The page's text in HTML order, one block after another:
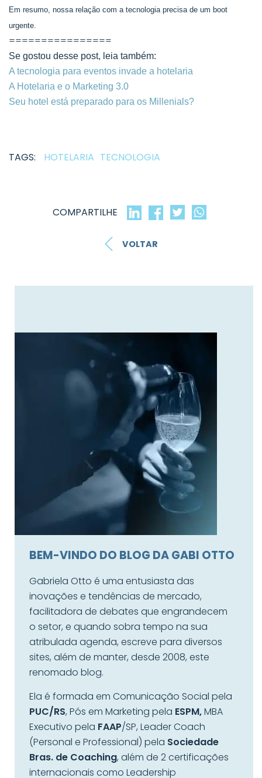
Em resumo, nossa relação com a tecnologia precisa de um boot
urgente.
================
Se gostou desse post, leia também:
A tecnologia para eventos invade a hotelaria
A Hotelaria e o Marketing 3.0
Seu hotel está preparado para os Millenials?
TAGS: HOTELARIA TECNOLOGIA
COMPARTILHE
VOLTAR
BEM-VINDO DO BLOG DA GABI OTTO
Gabriela Otto é uma entusiasta das
inovações e tendências de mercado,
facilitadora de debates que engrandecem
o setor, e quando sobra tempo na sua
atribulada agenda, escreve para diversos
sites, além de manter, desde 2008, este
renomado blog.
Ela é formada em Comunicação Social pela
PUC/RS, Pós em Marketing pela ESPM,MBA
Executivo pela FAAP/SP, Leader Coach
(Personal e Professional) pela Sociedade
Bras. de Coaching, além de 2 certificações
internacionais como Leadership